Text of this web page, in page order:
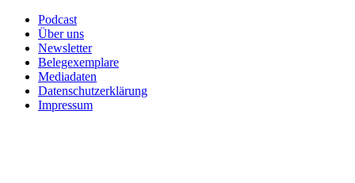
Podcast
Über uns
Newsletter
Belegexemplare
Mediadaten
Datenschutzerklärung
Impressum